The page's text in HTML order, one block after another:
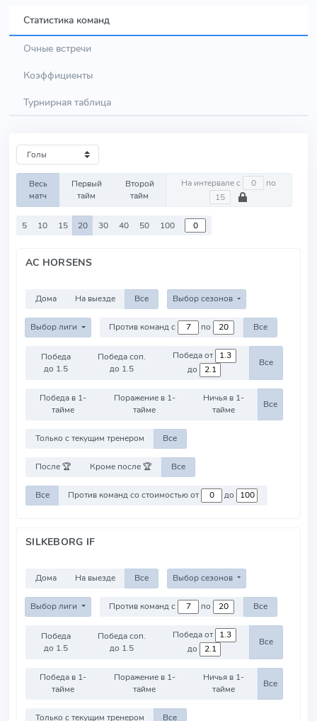
Статистика команд
Очные встречи
Коэффициенты
Турнирная таблица
Весь
матч
Первый
тайм
Второй
тайм
На интервале с по
5 10 15 20 30 40 50 100
AC HORSENS
Дома На выезде Все Выбор сезонов
Выбор лиги Против команд с по Все
Победа
до 1.5
Победа соп.
до 1.5
Победа от
до
Все
Победа в 1-
тайме
Поражение в 1-
тайме
Ничья в 1-
тайме
Все
Только с текущим тренером Все
После 🏆 Кроме после 🏆 Все
Все Против команд со стоимостью от до
SILKEBORG IF
Дома На выезде Все Выбор сезонов
Выбор лиги Против команд с по Все
Победа
до 1.5
Победа соп.
до 1.5
Победа от
до
Все
Победа в 1-
тайме
Поражение в 1-
тайме
Ничья в 1-
тайме
Все
Только с текущим тренером Все